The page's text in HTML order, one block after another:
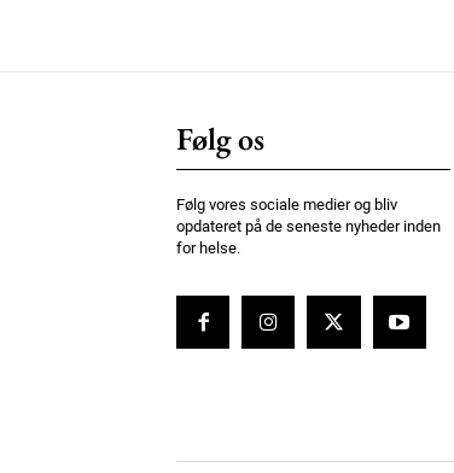
Følg os
Følg vores sociale medier og bliv
opdateret på de seneste nyheder inden
for helse.